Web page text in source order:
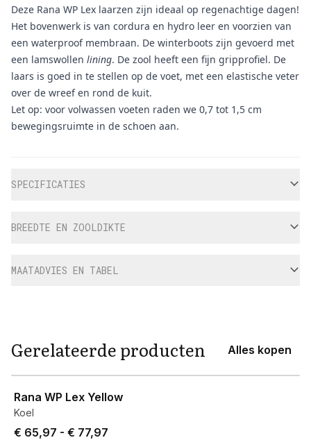
Deze Rana WP Lex laarzen zijn ideaal op regenachtige dagen!
Het bovenwerk is van cordura en hydro leer en voorzien van
een waterproof membraan. De winterboots zijn gevoerd met
een lamswollen lining. De zool heeft een fijn gripprofiel. De
laars is goed in te stellen op de voet, met een elastische veter
over de wreef en rond de kuit.
Let op: voor volwassen voeten raden we 0,7 tot 1,5 cm
bewegingsruimte in de schoen aan.
SPECIFICATIES
BREEDTE EN ZOOLDIKTE
MAATADVIES EN TABEL
Gerelateerde producten Alles kopen
Rana WP Lex Yellow
Koel
Price from € 65,97 to € 77,97.
€ 65,97 - € 77,97